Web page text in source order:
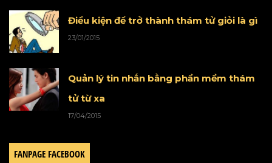
Điều kiện để trở thành thám tử giỏi là gì
23/01/2015
Quản lý tin nhắn bằng phần mềm thám
tử từ xa
17/04/2015
FANPAGE FACEBOOK